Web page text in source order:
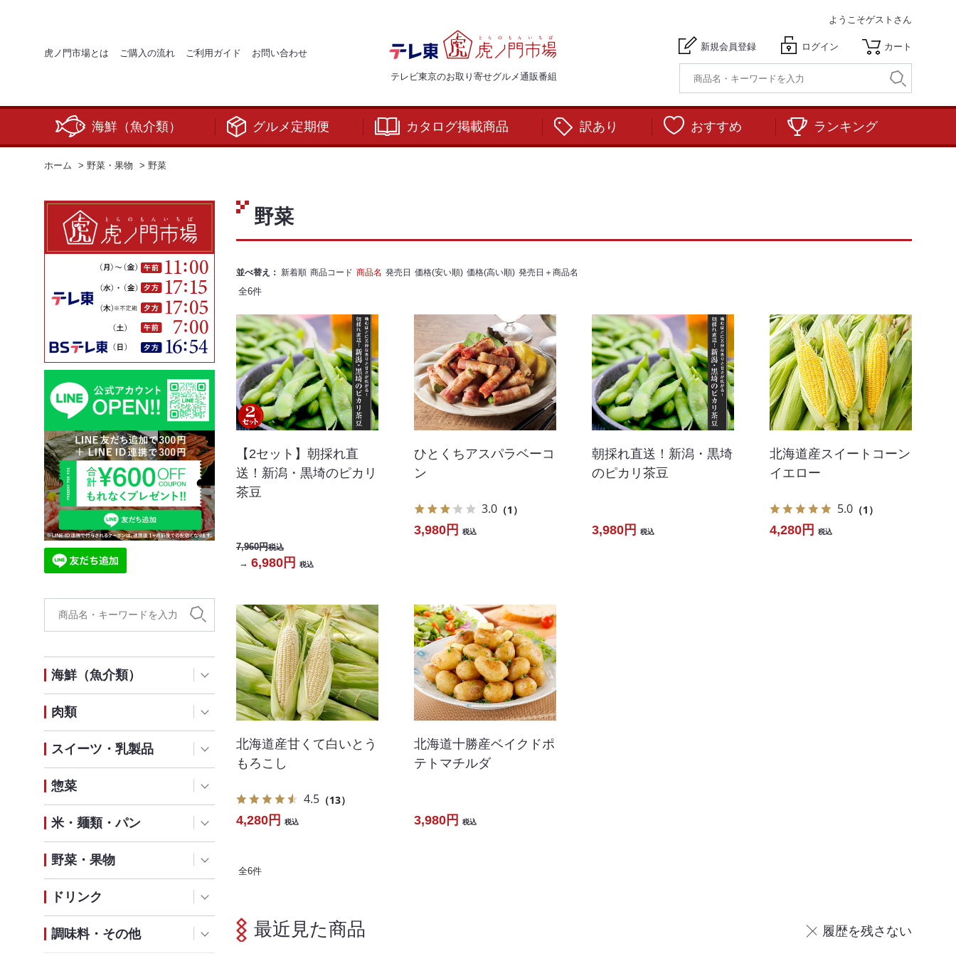
虎ノ門市場とは ご購入の流れ ご利用ガイド お問い合わせ
テレビ東京のお取り寄せグルメ通販番組
ようこそゲストさん
新規会員登録 ログイン カート
海鮮（魚介類） グルメ定期便 カタログ掲載商品 訳あり おすすめ ランキング
ホーム > 野菜・果物 > 野菜
海鮮（魚介類）
肉類
スイーツ・乳製品
惣菜
米・麺類・パン
野菜・果物
ドリンク
調味料・その他
野菜
並べ替え： 新着順 商品コード 商品名 発売日 価格(安い順) 価格(高い順) 発売日＋商品名
全6件
【2セット】朝採れ直
送！新潟・黒埼のピカリ
茶豆
7,960円税込
→ 6,980円 税込
ひとくちアスパラベーコ
ン
3.0 （1）
3,980円 税込
朝採れ直送！新潟・黒埼
のピカリ茶豆
3,980円 税込
北海道産スイートコーン
イエロー
5.0 （1）
4,280円 税込
北海道産甘くて白いとう
もろこし
4.5 （13）
4,280円 税込
北海道十勝産ベイクドポ
テトマチルダ
3,980円 税込
全6件
最近見た商品 履歴を残さない